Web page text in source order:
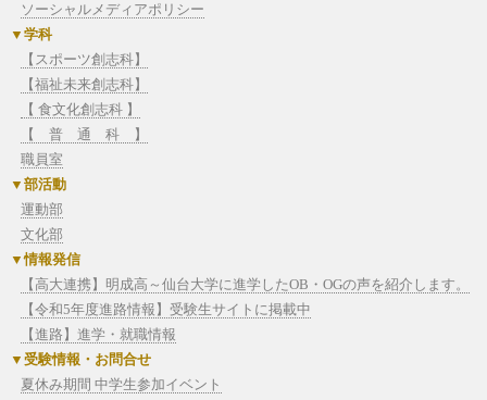
ソーシャルメディアポリシー
学科
【スポーツ創志科】
【福祉未来創志科】
【 食文化創志科 】
【 普 通 科 】
職員室
部活動
運動部
文化部
情報発信
【高大連携】明成高～仙台大学に進学したOB・OGの声を紹介します。
【令和5年度進路情報】受験生サイトに掲載中
【進路】進学・就職情報
受験情報・お問合せ
夏休み期間 中学生参加イベント